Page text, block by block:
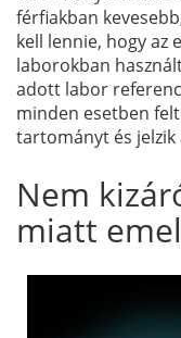
férfiakban
kell lennie, hogy az
laborokban
adott labor
minden esetben
tartományt és
Nem
miatt